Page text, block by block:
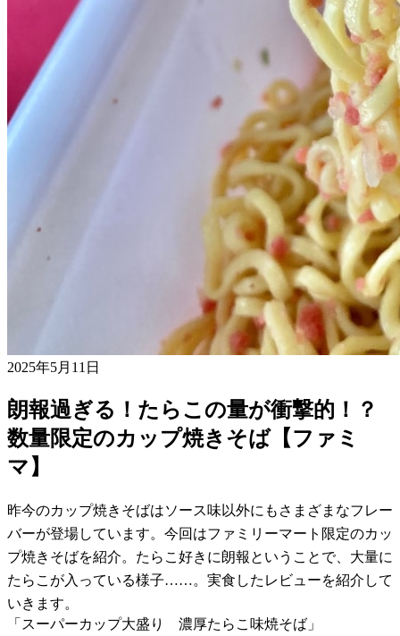
2025年5月11日
朗報過ぎる！たらこの量が衝撃的！？
数量限定のカップ焼きそば【ファミ
マ】
昨今のカップ焼きそばはソース味以外にもさまざまなフレー
バーが登場しています。今回はファミリーマート限定のカッ
プ焼きそばを紹介。たらこ好きに朗報ということで、大量に
たらこが入っている様子……。実食したレビューを紹介して
いきます。
「スーパーカップ大盛り 濃厚たらこ味焼そば」